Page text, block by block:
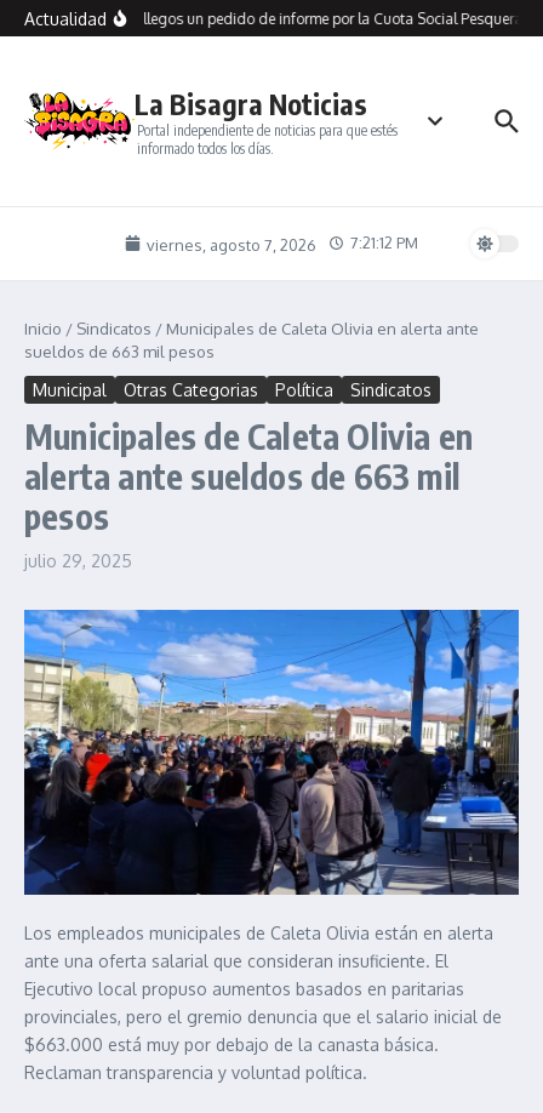
Saltar al contenido
Actualidad
presentó en Río Gallegos un pedido de informe por la Cuota Social Pesquera y
La Bisagra Noticias
Portal independiente de noticias para que estés
informado todos los días.
viernes, agosto 7, 2026 7:21:12 PM
Inicio / Sindicatos / Municipales de Caleta Olivia en alerta ante
sueldos de 663 mil pesos
Municipal Otras Categorias Política Sindicatos
Municipales de Caleta Olivia en
alerta ante sueldos de 663 mil
pesos
julio 29, 2025
Los empleados municipales de Caleta Olivia están en alerta
ante una oferta salarial que consideran insuficiente. El
Ejecutivo local propuso aumentos basados en paritarias
provinciales, pero el gremio denuncia que el salario inicial de
$663.000 está muy por debajo de la canasta básica.
Reclaman transparencia y voluntad política.